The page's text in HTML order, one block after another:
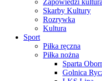
Zapowiedzi kultura
Skarby Kultury
Rozrywka
Kultura
Sport
Piłka ręczna
Piłka nożna
Sparta
Golnica